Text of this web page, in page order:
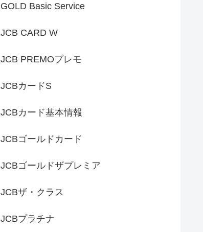
GOLD Basic Service
JCB CARD W
JCB PREMOプレモ
JCBカードS
JCBカード基本情報
JCBゴールドカード
JCBゴールドザプレミア
JCBザ・クラス
JCBプラチナ